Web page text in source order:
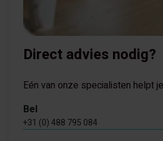
Direct advies nodig?
Eén van onze specialisten helpt
Bel
+31 (0) 488 795 084